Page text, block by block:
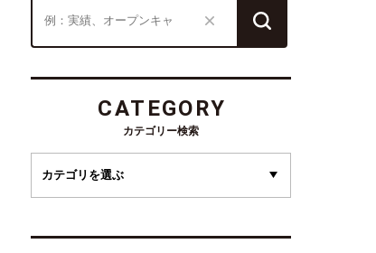
CATEGORY
カテゴリー検索